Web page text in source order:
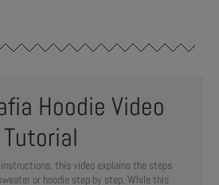
Hoodie Video
Tutorial
this video explains the steps
or hoodie step by step. While this